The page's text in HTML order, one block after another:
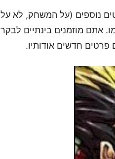
אתם מוזמנים בינתיים לבקר